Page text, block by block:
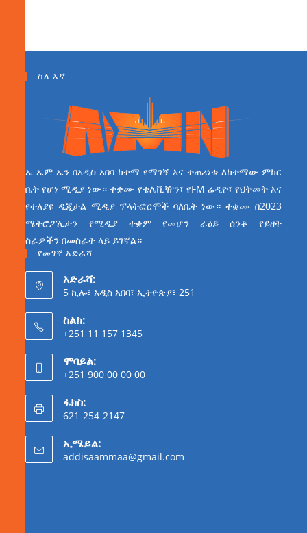
ስለ እኛ
ኤ ኤም ኤን በአዲስ አበባ ከተማ የማገኝ እና ተጠሪነቱ ለከተማው ምክር
ቤት የሆነ ሚዲያ ነው። ተቋሙ የቴሌቪዥን፣ የFM ሬዲዮ፣ የህትመት እና
የተለያዩ ዲጂታል ሚዲያ ፕላትፎርሞች ባለቤት ነው። ተቋሙ በ2023
ሜትሮፖሊታን የሚዲያ ተቋም የመሆን ራዕይ ሰንቆ የይዘት
ስራዎችን በመስራት ላይ ይገኛል።
የመገኛ አድራሻ
አድራሻ:
5 ኪሎ፣ አዲስ አበባ፣ ኢትዮጵያ፣ 251
ስልክ:
+251 11 157 1345
ሞባይል:
+251 900 00 00 00
ፋክስ:
621-254-2147
ኢሜይል:
addisaammaa@gmail.com